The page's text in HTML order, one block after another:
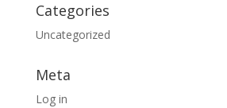
Categories
Uncategorized
Meta
Log in